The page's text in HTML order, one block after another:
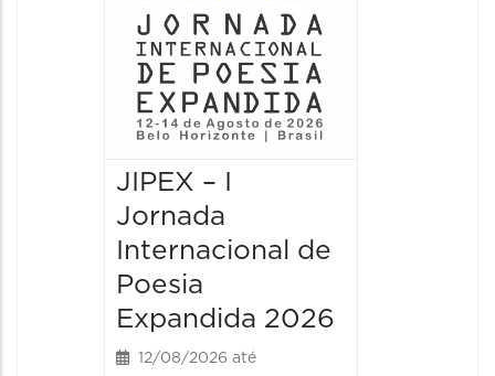
JIPEX – I
Jornada
Internacional de
Poesia
Expandida 2026
12/08/2026 até